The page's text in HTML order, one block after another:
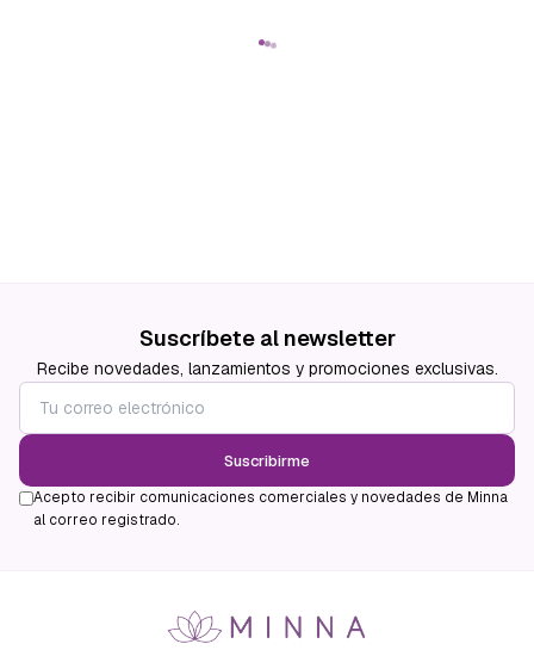
Suscríbete al newsletter
Recibe novedades, lanzamientos y promociones exclusivas.
Suscribirme
Acepto recibir comunicaciones comerciales y novedades de Minna
al correo registrado.